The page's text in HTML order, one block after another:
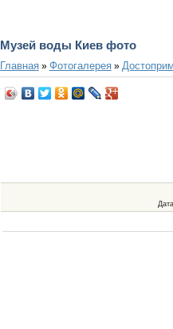
Музей воды Киев фото
Главная» Фотогалерея»
Дата